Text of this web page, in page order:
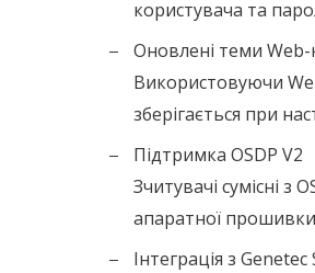
користувача та
Оновлені теми Web-
Використовуючи
зберігається при
Підтримка OSDP V2
Зчитувачі сумісні
апаратної
Інтеграція з